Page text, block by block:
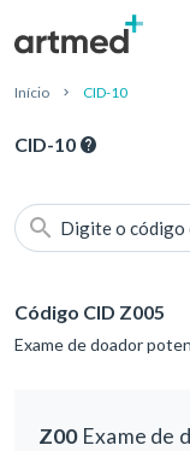
Início CID-10
CID-10
Digite o código
Código CID Z005
Exame de doador
Z00Exame de